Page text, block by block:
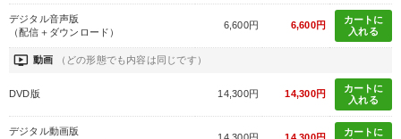
デジタル音声版
（配信＋ダウンロード）
6,600円 6,600円
カートに
入れる
ondemand_video 動画 （どの形態でも内容は同じです）
DVD版 14,300円 14,300円
カートに
入れる
デジタル動画版
カートに